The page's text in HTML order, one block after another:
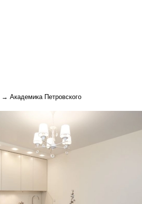
→ Академика Петровского